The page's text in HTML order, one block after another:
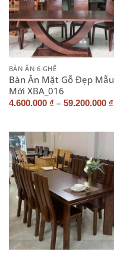
BÀN ĂN 6 GHẾ
Bàn Ăn Mặt Gỗ Đẹp Mẫu
Mới XBA_016
4.600.000 ₫ – 59.200.000 ₫